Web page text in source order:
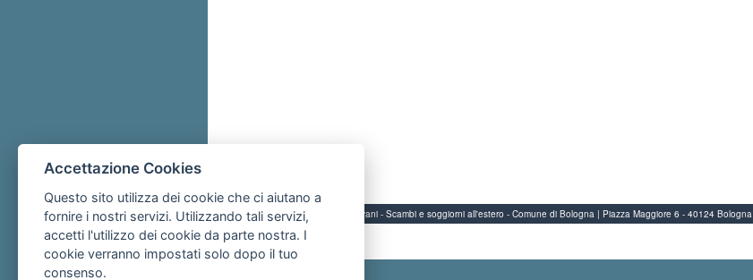
Servizi per i giovani - Scambi e soggiorni all'estero - Comune di Bologna | Piazza Maggiore 6 - 40124 Bologna
Accettazione Cookies
Questo sito utilizza dei cookie che ci aiutano a
fornire i nostri servizi. Utilizzando tali servizi,
accetti l'utilizzo dei cookie da parte nostra. I
cookie verranno impostati solo dopo il tuo
consenso.